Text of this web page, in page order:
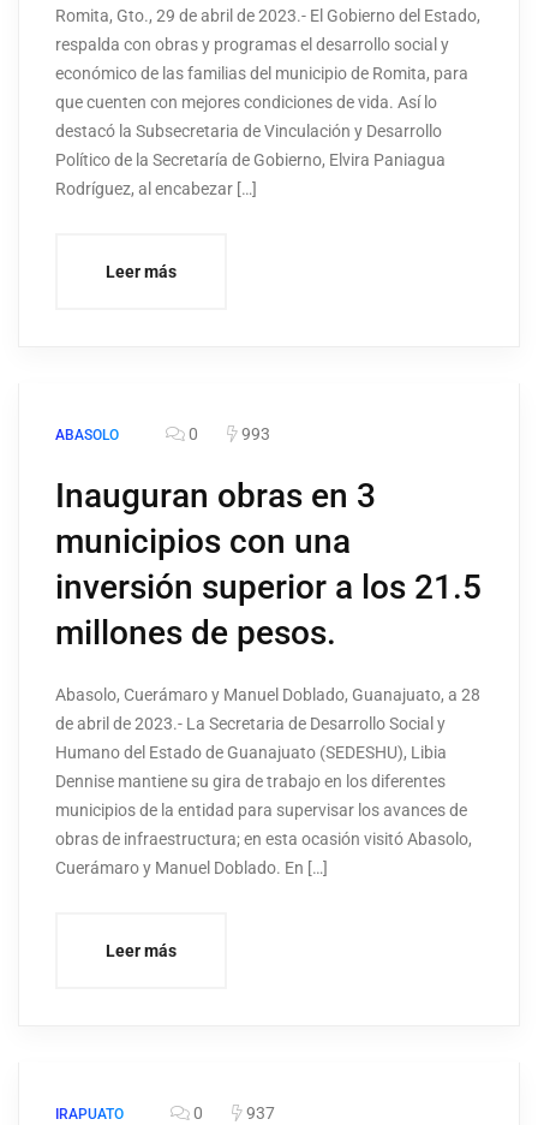
Romita, Gto., 29 de abril de 2023.- El Gobierno del Estado,
respalda con obras y programas el desarrollo social y
económico de las familias del municipio de Romita, para
que cuenten con mejores condiciones de vida. Así lo
destacó la Subsecretaria de Vinculación y Desarrollo
Político de la Secretaría de Gobierno, Elvira Paniagua
Rodríguez, al encabezar […]
Leer más
ABASOLO 0 993
Inauguran obras en 3
municipios con una
inversión superior a los 21.5
millones de pesos.
Abasolo, Cuerámaro y Manuel Doblado, Guanajuato, a 28
de abril de 2023.- La Secretaria de Desarrollo Social y
Humano del Estado de Guanajuato (SEDESHU), Libia
Dennise mantiene su gira de trabajo en los diferentes
municipios de la entidad para supervisar los avances de
obras de infraestructura; en esta ocasión visitó Abasolo,
Cuerámaro y Manuel Doblado. En […]
Leer más
IRAPUATO 0 937